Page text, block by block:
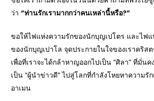
ว่า“ท่านรักเรามากกว่าคนเหล่านี้หรือ?”
ขอให้ไฟแห่งความรักของนักบุญเปโตร และไฟ
ของนักบุญเปาโล จุดประกายในใจของเราคริ
เพื่อที่เราจะได้กล้าหาญออกไปเป็น “ศิลา” ที่มั่น
เป็น “ผู้นำข่าวดี” ไปสู่โลกที่กำลังโหยหาความรั
อาเมน